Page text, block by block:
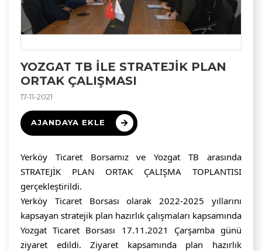
YOZGAT TB ILE STRATEJIK PLAN
ORTAK ÇALIŞMASI
17-11-2021
AJANDAYA EKLE
Yerköy Ticaret Borsamız ve Yozgat TB arasında
STRATEJİK PLAN ORTAK ÇALIŞMA TOPLANTISI
gerçekleştirildi.
Yerköy Ticaret Borsası olarak 2022-2025 yıllarını
kapsayan stratejik plan hazırlık çalışmaları kapsamında
Yozgat Ticaret Borsası 17.11.2021 Çarşamba günü
ziyaret edildi. Ziyaret kapsamında plan hazırlık